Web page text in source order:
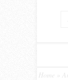
Home